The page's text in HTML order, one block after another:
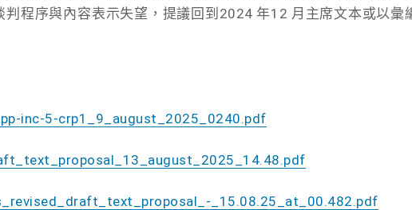
判程序與內容表示失望，提議回到2024 年12 月主席文本或以彙
inc-5-crp1_9_august_2025_0240.pdf
_15.08.25_at_00.482.pdf